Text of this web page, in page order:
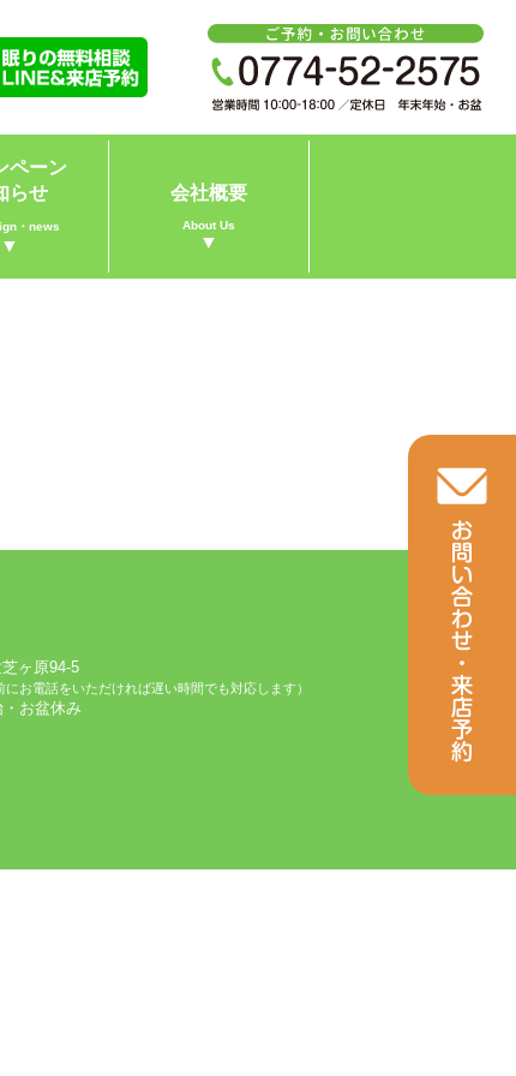
ペーン
らせ
・news
▼
会社概要
About Us
▼
ヶ原94-5
にお電話をいただければ遅い時間でも対応します）
お盆休み